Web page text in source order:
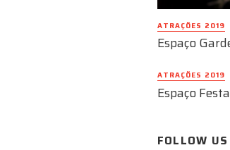
ATRAÇÕES 2019
Espaço
ATRAÇÕES 2019
Espaço
FOLLOW US